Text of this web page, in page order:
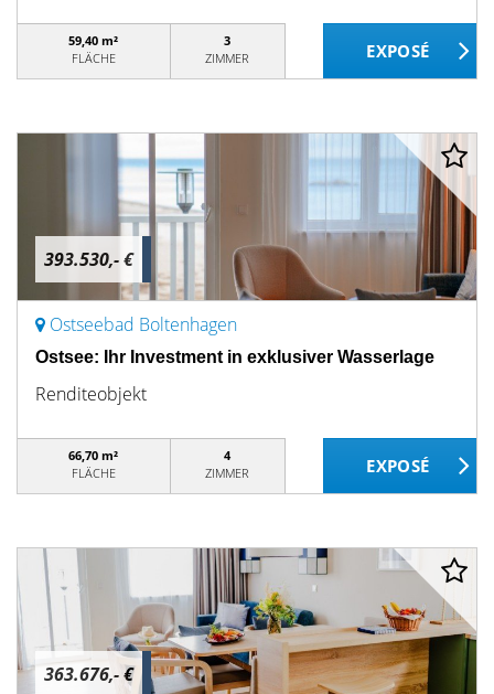
59,40 m²
FLÄCHE
3
ZIMMER
393.530,- €
Ostseebad Boltenhagen
Ostsee: Ihr Investment in exklusiver Wasserlage
Renditeobjekt
66,70 m²
FLÄCHE
4
ZIMMER
363.676,- €